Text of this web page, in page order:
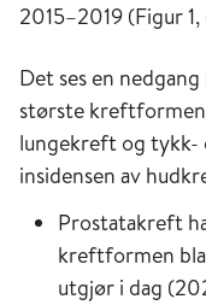
2015–2019 (Figur
Det ses en
største
lungekreft og tykk-
insidensen av
Prostatakreft
kreftformen
utgjør i dag